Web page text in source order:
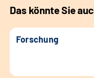
Das könnte Sie
Forschung